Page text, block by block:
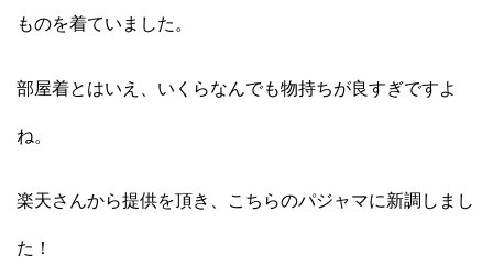
ものを着ていました。
部屋着とはいえ、いくらなんでも物持ちが良すぎですよ
ね。
楽天さんから提供を頂き、こちらのパジャマに新調しまし
た！